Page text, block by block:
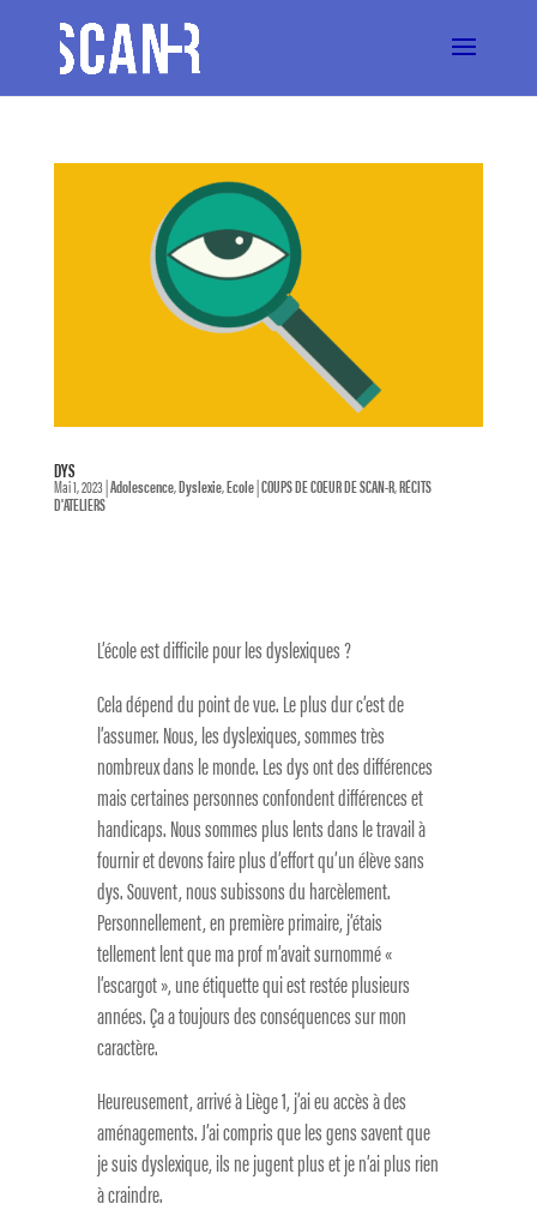
DYS
Mai 1, 2023|Adolescence,Dyslexie,Ecole|COUPS DE COEUR DE SCAN-R,RÉCITS
D'ATELIERS
L’école est difficile pour les dyslexiques ?
Cela dépend du point de vue. Le plus dur c’est de
l’assumer. Nous, les dyslexiques, sommes très
nombreux dans le monde. Les dys ont des différences
mais certaines personnes confondent différences et
handicaps. Nous sommes plus lents dans le travail à
fournir et devons faire plus d’effort qu’un élève sans
dys. Souvent, nous subissons du harcèlement.
Personnellement, en première primaire, j’étais
tellement lent que ma prof m’avait surnommé «
l’escargot », une étiquette qui est restée plusieurs
années. Ça a toujours des conséquences sur mon
caractère.
Heureusement, arrivé à Liège 1, j’ai eu accès à des
aménagements. J’ai compris que les gens savent que
je suis dyslexique, ils ne jugent plus et je n’ai plus rien
à craindre.